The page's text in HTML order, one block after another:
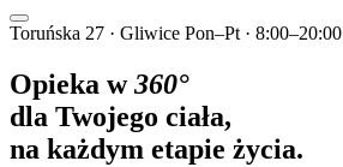
Toruńska 27 · Gliwice Pon–Pt · 8:00–20:00
Opieka w360°
dla Twojego ciała,
na każdym etapie życia.